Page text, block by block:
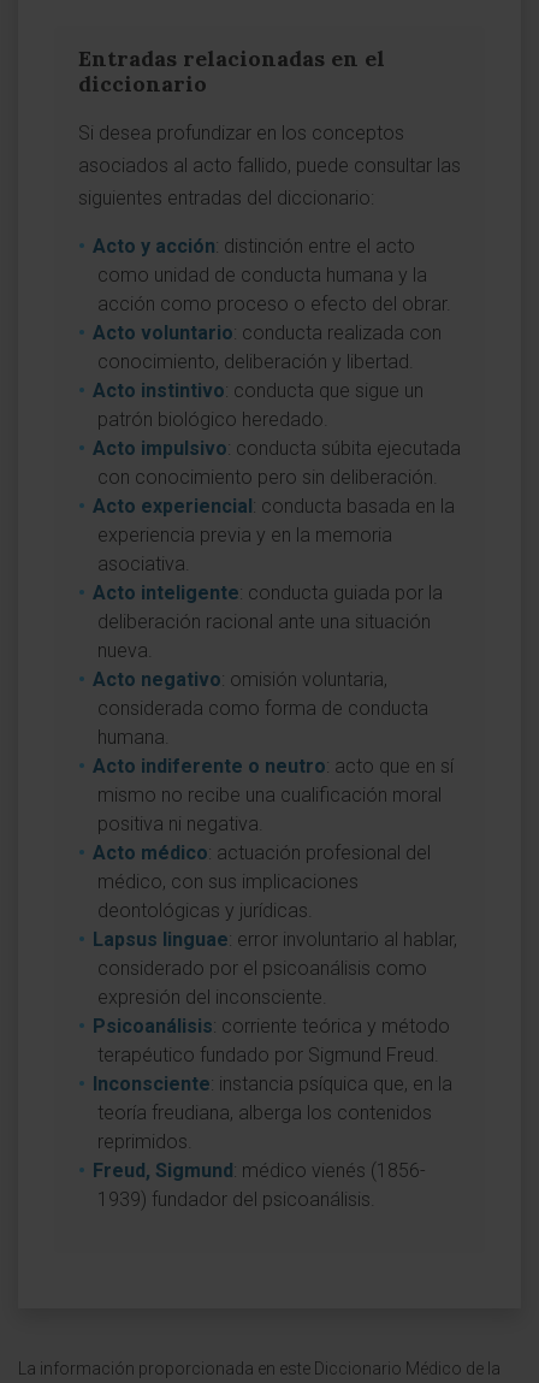
Entradas relacionadas en el
diccionario
Si desea profundizar en los conceptos
asociados al acto fallido, puede consultar las
siguientes entradas del diccionario:
Acto y acción: distinción entre el acto
como unidad de conducta humana y la
acción como proceso o efecto del obrar.
Acto voluntario: conducta realizada con
conocimiento, deliberación y libertad.
Acto instintivo: conducta que sigue un
patrón biológico heredado.
Acto impulsivo: conducta súbita ejecutada
con conocimiento pero sin deliberación.
Acto experiencial: conducta basada en la
experiencia previa y en la memoria
asociativa.
Acto inteligente: conducta guiada por la
deliberación racional ante una situación
nueva.
Acto negativo: omisión voluntaria,
considerada como forma de conducta
humana.
Acto indiferente o neutro: acto que en sí
mismo no recibe una cualificación moral
positiva ni negativa.
Acto médico: actuación profesional del
médico, con sus implicaciones
deontológicas y jurídicas.
Lapsus linguae: error involuntario al hablar,
considerado por el psicoanálisis como
expresión del inconsciente.
Psicoanálisis: corriente teórica y método
terapéutico fundado por Sigmund Freud.
Inconsciente: instancia psíquica que, en la
teoría freudiana, alberga los contenidos
reprimidos.
Freud, Sigmund: médico vienés (1856-
1939) fundador del psicoanálisis.
La información proporcionada en este Diccionario Médico de la